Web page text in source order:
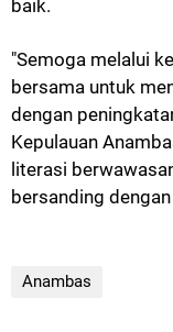
baik.
"Semoga melalui
bersama untuk
dengan
Kepulauan
literasi
bersanding
Anambas